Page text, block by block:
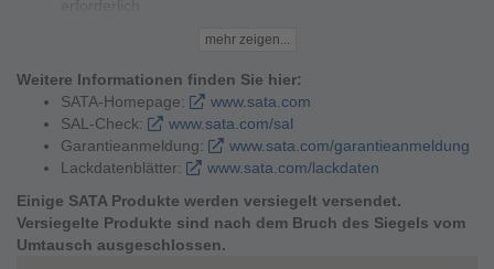
mit haptischem und akustischem Feedback.
Ein perfekter Sitz der Feinfilter- und Aktivkohlefilterpatronen
durch Einlegen- es ist keine Verschraubung oder
zusätzliche Dichtung erforderlich.
Technische Daten
Maße - L 499 mm x B 346 mm x H 135 mm
Max. Luftdurchsatz - 3800 NI/min
Max. zulässige Umgebungstemperatur (AktivKohle/ ohne) -
+60 °C bis 120 °C
Max. Luft- Eingangsdruck - 15 bar
mehr zeigen...
Weitere Informationen finden Sie hier:
SATA-Homepage:
www.sata.com
SAL-Check:
www.sata.com/sal
Garantieanmeldung:
www.sata.com/garantieanmeldung
Lackdatenblätter:
www.sata.com/lackdaten
Einige SATA Produkte werden versiegelt versendet.
Versiegelte Produkte sind nach dem Bruch des Siegels vom
Umtausch ausgeschlossen.